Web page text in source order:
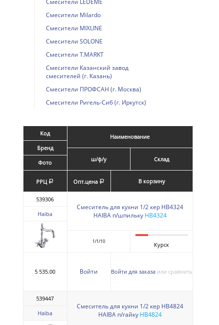
Смесители Milardo
Смесители MIXLINE
Смесители SOLONE
Смесители T.MARKT
Смесители Казанский завод
смесителей (г. Казань)
Смесители ПРОФСАН (г. Москва)
Смесители Ригель-Сиб (г. Иркутск)
Код
Бренд
Фото
Наименование
ш/ф/у Склад
РРЦ a Опт.цена a В корзину
539306
Haiba
Смеситель для кухни 1/2 кер HB4324
HAIBA п/шпильку HB4324
1/1/10 Курск
5 535.00 Войти Войти для заказа или сравнить
539447
Haiba
Смеситель для кухни 1/2 кер HB4824
HAIBA п/гайку HB4824